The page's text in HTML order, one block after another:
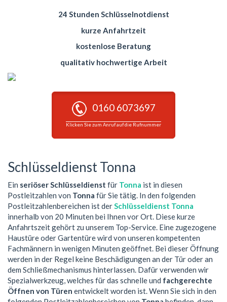
24 Stunden Schlüsselnotdienst
kurze Anfahrtzeit
kostenlose Beratung
qualitativ hochwertige Arbeit
0160 6073697
Klicken Sie zum Anruf auf die Rufnummer
Schlüsseldienst Tonna
Ein seriöser Schlüsseldienst für Tonna ist in diesen
Postleitzahlen von Tonna für Sie tätig. In den folgenden
Postleitzahlenbereichen ist derSchlüsseldienst Tonna
innerhalb von 20 Minuten bei Ihnen vor Ort. Diese kurze
Anfahrtszeit gehört zu unserem Top-Service. Eine zugezogene
Haustüre oder Gartentüre wird von unseren kompetenten
Fachmännern in wenigen Minuten geöffnet. Bei dieser Öffnung
werden in der Regel keine Beschädigungen an der Tür oder an
dem Schließmechanismus hinterlassen. Dafür verwenden wir
Spezialwerkzeug, welches für das schnelle und fachgerechte
Öffnen von Türen entwickelt worden ist. Wenn Sie sich in den